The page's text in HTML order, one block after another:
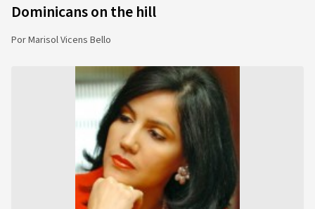
Dominicans on the hill
PorMarisol Vicens Bello